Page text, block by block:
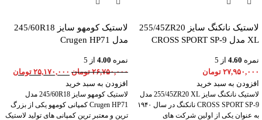
لاستیک نانکنگ سایز 255/45ZR20
XL مدل CROSS SPORT SP-9
نمره 4.60 از 5
۲۷,۹۵۰,۰۰۰ تومان
افزودن به سبد خرید
لاستیک نانکنگ سایز 255/45ZR20 XL مدل
CROSS SPORT SP-9 نانکنگ در سال ۱۹۴۰
به عنوان یکی از اولین شرکت های
لاستیک کومهو سایز 245/60R18
مدل Crugen HP71
نمره 4.00 از 5
۲۶,۷۵۰,۰۰۰ تومان ۲۵,۱۷۰,۰۰۰ تومان
افزودن به سبد خرید
لاستیک کومهو سایز 245/60R18 مدل
Crugen HP71 کمپانی کومهو یکی از بزرگ
ترین و معتبر ترین کمپانی های تولید لاستیک